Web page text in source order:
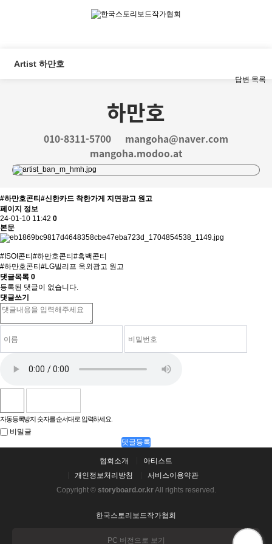
Artist 하만호
하만호
010-8311-5700
mangoha@naver.com
mangoha.modoo.at
답변 목록
#하만호콘티#신한카드 착한가게 지면광고 원고
페이지 정보
24-01-10 11:42 0
본문
#ISOI콘티#하만호콘티#흑백콘티
#하만호콘티#LG빌리프 옥외광고 원고
댓글목록 0
등록된 댓글이 없습니다.
댓글쓰기
자동등록방지 숫자를 순서대로 입력하세요.
비밀글
댓글등록
협회소개
아티스트
개인정보처리방침
서비스이용약관
Copyright © storyboard.or.krAll rights reserved.
한국스토리보드작가협회
PC 버전으로 보기